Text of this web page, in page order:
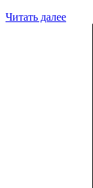
Читать далее